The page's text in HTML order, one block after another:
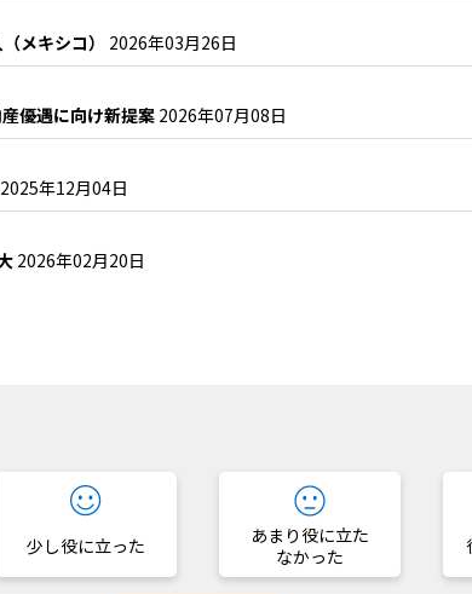
メキシコ） 2026年03月26日
優遇に向け新提案 2026年07月08日
2025年12月04日
2026年02月20日
少し役に立った
あまり役に立た
なかった